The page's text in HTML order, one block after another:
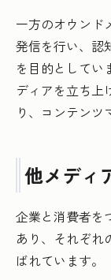
一方のオウンド
発信を行い、認
を目的としてい
ディアを立ち上
り、コンテンツ
他メディ
企業と消費者を
あり、それぞれ
ばれています。